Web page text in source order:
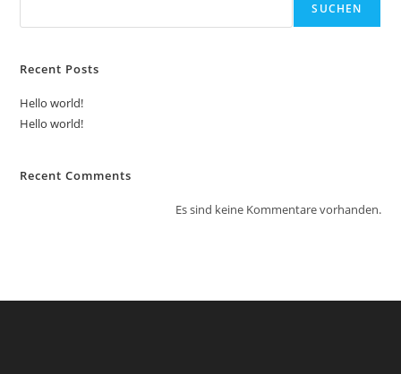
SUCHEN
Recent Posts
Hello world!
Hello world!
Recent Comments
Es sind keine Kommentare vorhanden.